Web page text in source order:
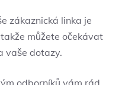
zákaznická linka je
můžete očekávat
vaše dotazy.
odborníků vám rád